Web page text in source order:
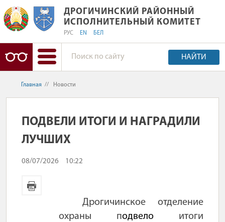
ДРОГИЧИНСКИЙ РАЙОННЫЙ
ДРОГИЧИНСКИЙ РАЙОННЫЙ
ИСПОЛНИТЕЛЬНЫЙ КОМИТЕТ
РУС EN БЕЛ
НАЙТИ
Главная // Новости
ПОДВЕЛИ ИТОГИ И НАГРАДИЛИ
ЛУЧШИХ
08/07/2026 10:22
Дрогичинское отделение
охраны подвело итоги